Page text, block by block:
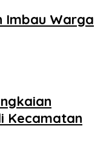
Imbau Warga
Kecamatan